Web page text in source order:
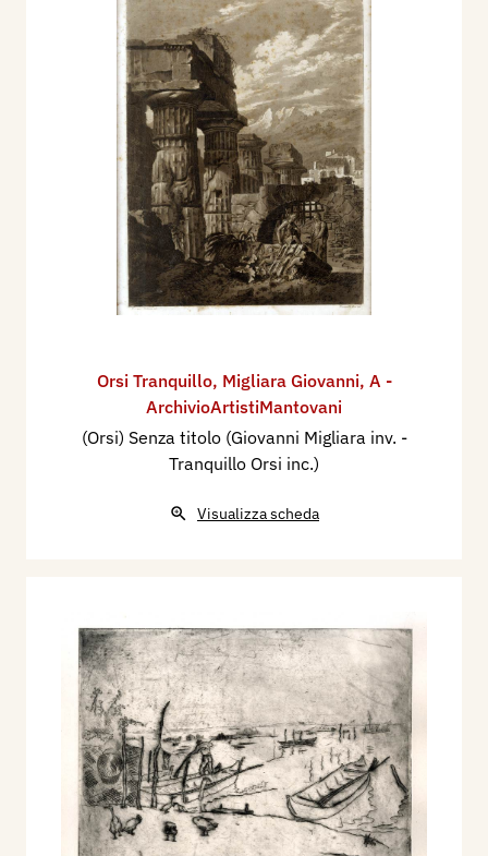
Orsi Tranquillo, Migliara Giovanni, A -
ArchivioArtistiMantovani
(Orsi) Senza titolo (Giovanni Migliara inv. -
Tranquillo Orsi inc.)
Visualizza scheda